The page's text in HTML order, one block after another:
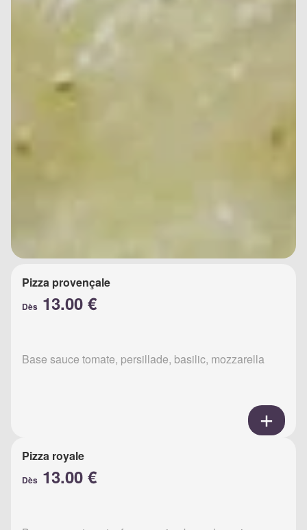
Pizza provençale
Dès 13.00 €
Base sauce tomate, persillade, basilic, mozzarella
Pizza royale
Dès 13.00 €